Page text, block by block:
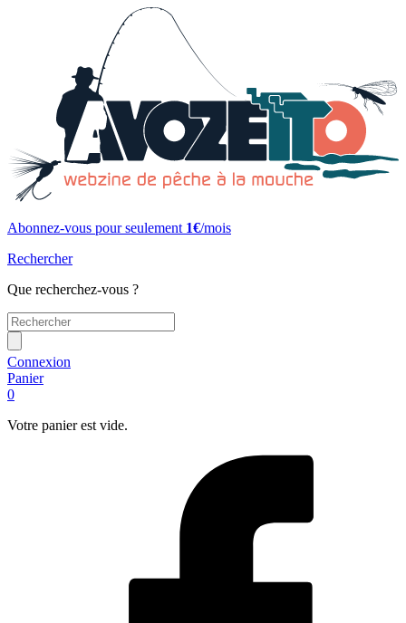
Abonnez-vous pour seulement 1€/mois
Rechercher
Que recherchez-vous ?
Connexion
Panier
0
Votre panier est vide.